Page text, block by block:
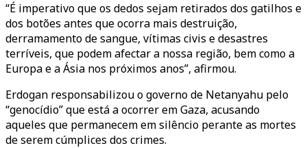
“É imperativo que os dedos sejam retirados dos gatilhos e
dos botões antes que ocorra mais destruição,
derramamento de sangue, vítimas civis e desastres
terríveis, que podem afectar a nossa região, bem como a
Europa e a Ásia nos próximos anos”, afirmou.
Erdogan responsabilizou o governo de Netanyahu pelo
“genocídio” que está a ocorrer em Gaza, acusando
aqueles que permanecem em silêncio perante as mortes
de serem cúmplices dos crimes.